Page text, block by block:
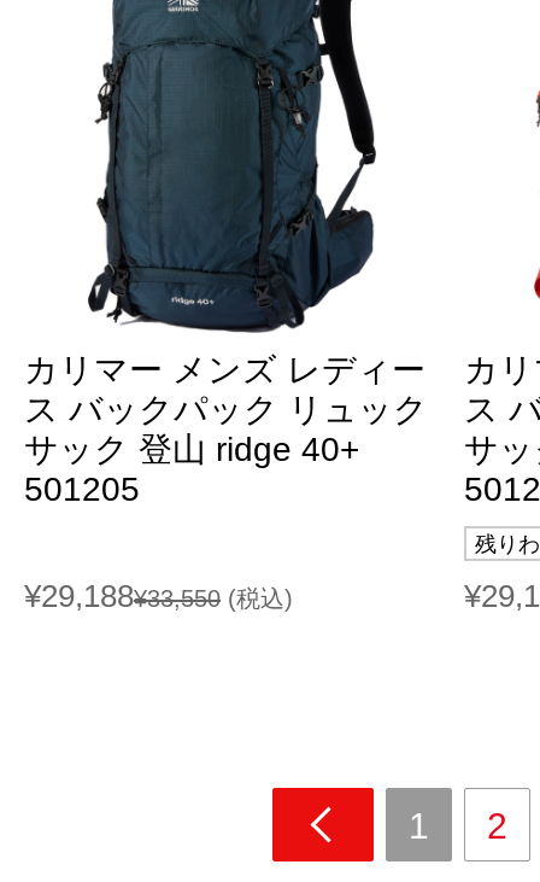
カリマー メンズ レディー
ス バックパック リュック
サック 登山 ridge 40+
501205
¥29,188¥33,550 (税込)
カ
ス
サ
残り
1 2